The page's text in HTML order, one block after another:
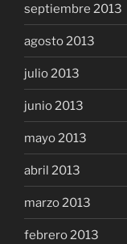
septiembre 2013
agosto 2013
julio 2013
junio 2013
mayo 2013
abril 2013
marzo 2013
febrero 2013